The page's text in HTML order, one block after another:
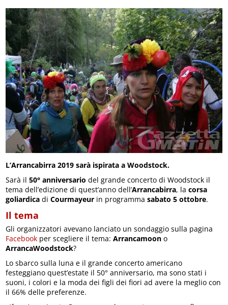
L’Arrancabirra 2019 sarà ispirata a Woodstock.
Sarà il50° anniversario del grande concerto di Woodstock il
tema dell’edizione di quest’anno dell’Arrancabirra, lacorsa
goliardica diCourmayeur in programmasabato 5 ottobre.
Il tema
Gli organizzatori avevano lanciato un sondaggio sulla pagina
Facebook per scegliere il tema:Arrancamoon o
ArrancaWoodstock?
Lo sbarco sulla luna e il grande concerto americano
festeggiano quest’estate il 50° anniversario, ma sono stati i
suoni, i colori e la moda dei figli dei fiori ad avere la meglio con
il 66% delle preferenze.